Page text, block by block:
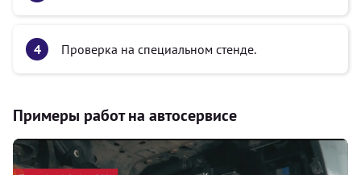
Проверка на специальном стенде.
Примеры работ на автосервисе